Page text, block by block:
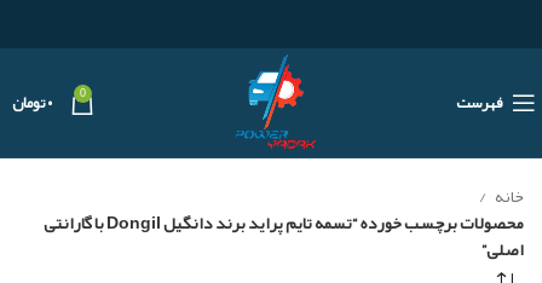
فهرست 0 ۰تومان
خانه
محصولات برچسب خورده “تسمه تایم پراید برند دانگیل Dongil با گارانتی
اصلی”